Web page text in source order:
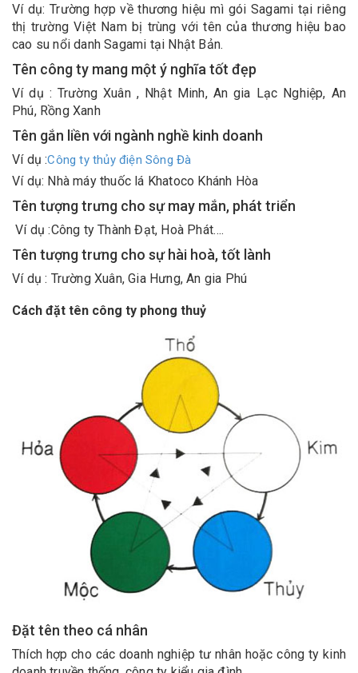
Ví dụ: Trường hợp về thương hiệu mì gói Sagami tại riêng
thị trường Việt Nam bị trùng với tên của thương hiệu bao
cao su nổi danh Sagami tại Nhật Bản.
Tên công ty mang một ý nghĩa tốt đẹp
Ví dụ : Trường Xuân , Nhật Minh, An gia Lạc Nghiệp, An
Phú, Rồng Xanh
Tên gắn liền với ngành nghề kinh doanh
Ví dụ :Công ty thủy điện Sông Đà
Ví dụ: Nhà máy thuốc lá Khatoco Khánh Hòa
Tên tượng trưng cho sự may mắn, phát triển
Ví dụ :Công ty Thành Đạt, Hoà Phát….
Tên tượng trưng cho sự hài hoà, tốt lành
Ví dụ : Trường Xuân, Gia Hưng, An gia Phú
Cách đặt tên công ty phong thuỷ
Đặt tên theo cá nhân
Thích hợp cho các doanh nghiệp tư nhân hoặc công ty kinh